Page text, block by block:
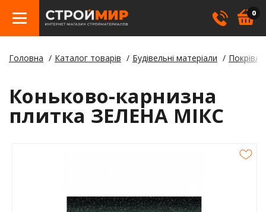
0
Метал
Головна Каталог товарів Будівельні матеріали Покрівля
Коньково-карнизна
плитка ЗЕЛЕНА МІКС